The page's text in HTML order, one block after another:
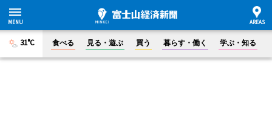
31°C 食べる 見る・遊ぶ 買う 暮らす・働く 学ぶ・知る